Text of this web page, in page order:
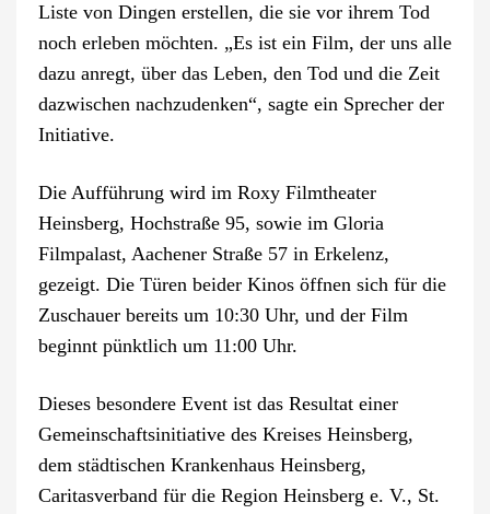
Liste von Dingen erstellen, die sie vor ihrem Tod
noch erleben möchten. „Es ist ein Film, der uns alle
dazu anregt, über das Leben, den Tod und die Zeit
dazwischen nachzudenken“, sagte ein Sprecher der
Initiative.
Die Aufführung wird im Roxy Filmtheater
Heinsberg, Hochstraße 95, sowie im Gloria
Filmpalast, Aachener Straße 57 in Erkelenz,
gezeigt. Die Türen beider Kinos öffnen sich für die
Zuschauer bereits um 10:30 Uhr, und der Film
beginnt pünktlich um 11:00 Uhr.
Dieses besondere Event ist das Resultat einer
Gemeinschaftsinitiative des Kreises Heinsberg,
dem städtischen Krankenhaus Heinsberg,
Caritasverband für die Region Heinsberg e. V., St.